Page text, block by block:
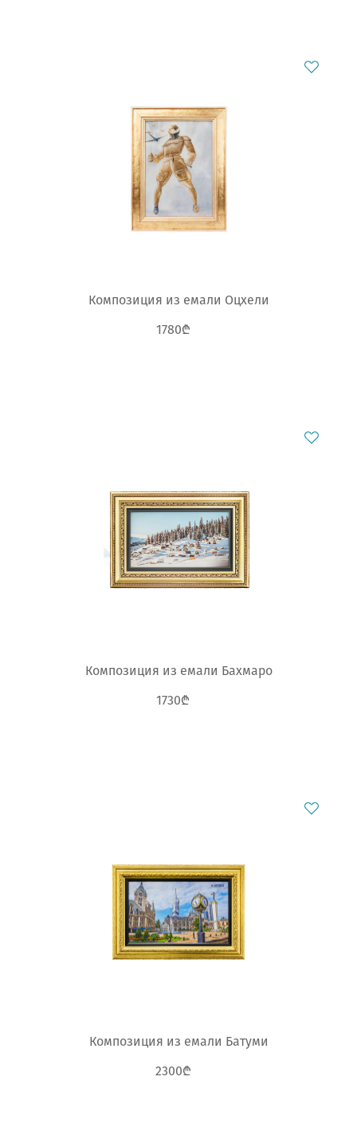
Композиция из емали Оцхели
1780₾
Композиция из емали Бахмаро
1730₾
Композиция из емали Батуми
2300₾